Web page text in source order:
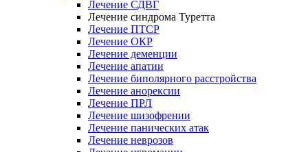
Лечение СДВГ
Лечение синдрома Туретта
Лечение ПТСР
Лечение ОКР
Лечение деменции
Лечение апатии
Лечение биполярного расстройства
Лечение анорексии
Лечение ПРЛ
Лечение шизофрении
Лечение панических атак
Лечение неврозов